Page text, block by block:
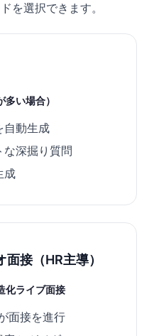
を選択できます。
い場合）
自動生成
な深掘り質問
成
接（HR主導）
化ライブ面接
面接を進行